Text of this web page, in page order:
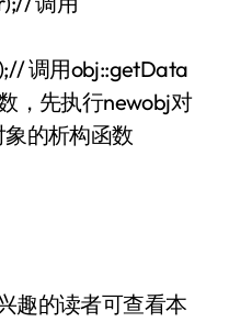
调用obj::getData
，先执行newobj对
的析构函数
趣的读者可查看本